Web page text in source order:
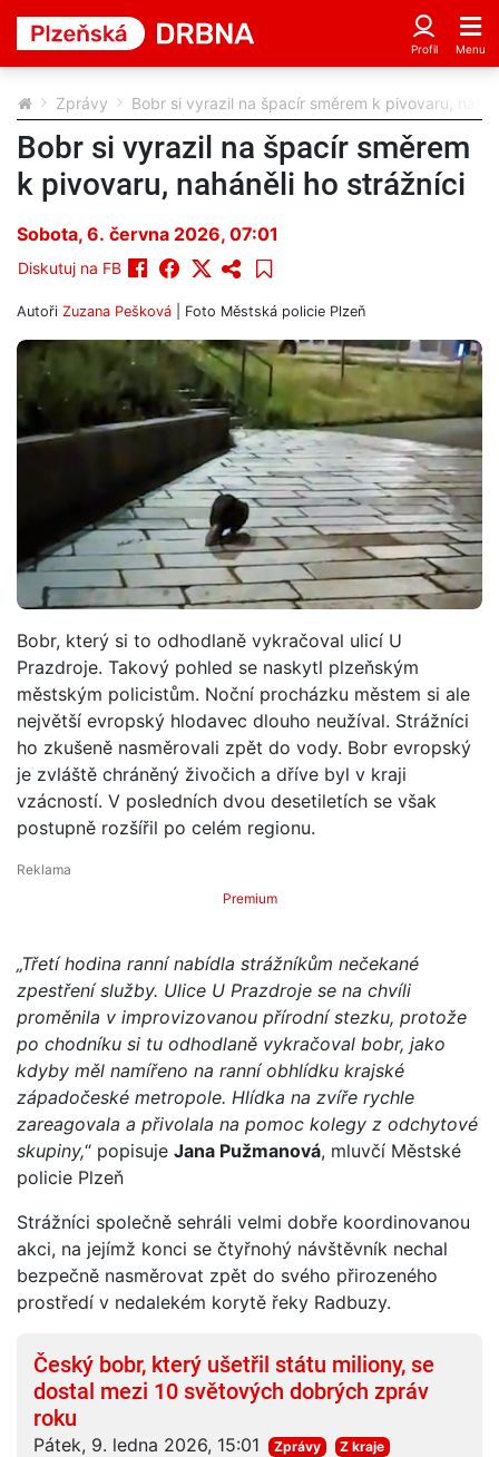
Zprávy Bobr si vyrazil na špacír směrem k pivovaru,
Bobr si vyrazil na špacír směrem
k pivovaru, naháněli ho strážníci
Sobota, 6. června 2026, 07:01
Diskutuj na FB
Autoři Zuzana Pešková | Foto Městská policie Plzeň
Bobr, který si to odhodlaně vykračoval ulicí U
Prazdroje. Takový pohled se naskytl plzeňským
městským policistům. Noční procházku městem si ale
největší evropský hlodavec dlouho neužíval. Strážníci
ho zkušeně nasměrovali zpět do vody. Bobr evropský
je zvláště chráněný živočich a dříve byl v kraji
vzácností. V posledních dvou desetiletích se však
postupně rozšířil po celém regionu.
Premium
„Třetí hodina ranní nabídla strážníkům nečekané
zpestření služby. Ulice U Prazdroje se na chvíli
proměnila v improvizovanou přírodní stezku, protože
po chodníku si tu odhodlaně vykračoval bobr, jako
kdyby měl namířeno na ranní obhlídku krajské
západočeské metropole. Hlídka na zvíře rychle
zareagovala a přivolala na pomoc kolegy z odchytové
skupiny,“ popisuje Jana Pužmanová, mluvčí Městské
policie Plzeň
Strážníci společně sehráli velmi dobře koordinovanou
akci, na jejímž konci se čtyřnohý návštěvník nechal
bezpečně nasměrovat zpět do svého přirozeného
prostředí v nedalekém korytě řeky Radbuzy.
Český bobr, který ušetřil státu miliony, se
dostal mezi 10 světových dobrých zpráv
roku
Pátek, 9. ledna 2026, 15:01 Zprávy Z kraje